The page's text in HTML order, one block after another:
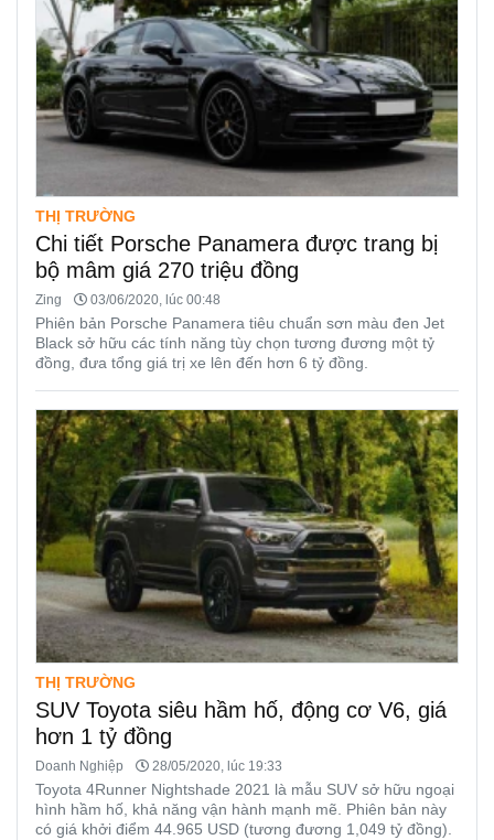
THỊ TRƯỜNG
Chi tiết Porsche Panamera được trang bị
bộ mâm giá 270 triệu đồng
Zing 03/06/2020, lúc 00:48
Phiên bản Porsche Panamera tiêu chuẩn sơn màu đen Jet
Black sở hữu các tính năng tùy chọn tương đương một tỷ
đồng, đưa tổng giá trị xe lên đến hơn 6 tỷ đồng.
THỊ TRƯỜNG
SUV Toyota siêu hầm hố, động cơ V6, giá
hơn 1 tỷ đồng
Doanh Nghiệp 28/05/2020, lúc 19:33
Toyota 4Runner Nightshade 2021 là mẫu SUV sở hữu ngoại
hình hầm hố, khả năng vận hành mạnh mẽ. Phiên bản này
có giá khởi điểm 44.965 USD (tương đương 1,049 tỷ đồng).